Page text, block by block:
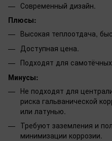
Современный дизайн.
Плюсы:
Высокая теплоотдача,
Доступная цена.
Подходят для
Минусы:
Не подходят для
риска гальванической
или латунью.
Требуют заземления и
минимизации коррозии.